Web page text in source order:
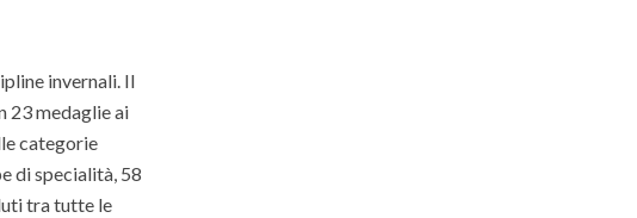
invernali. Il
23 medaglie ai
categorie
di specialità, 58
tra tutte le